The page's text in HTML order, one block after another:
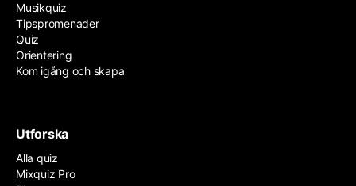
Musikquiz
Tipspromenader
Quiz
Orientering
Kom igång och skapa
Utforska
Alla quiz
Mixquiz Pro